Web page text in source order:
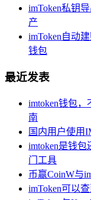
imToken私钥
产
imToken自动
钱包
最近发表
imtoken钱包
南
国内用户使用
imtoken是钱
门工具
币赢CoinW与
imToken可以